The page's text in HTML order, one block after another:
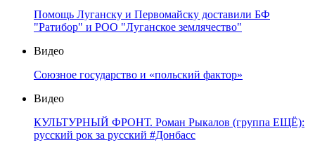
Помощь Луганску и Первомайску доставили БФ
"Ратибор" и РОО "Луганское землячество"
Видео
Союзное государство и «польский фактор»
Видео
КУЛЬТУРНЫЙ ФРОНТ. Роман Рыкалов (группа ЕЩЁ):
русский рок за русский #Донбасс